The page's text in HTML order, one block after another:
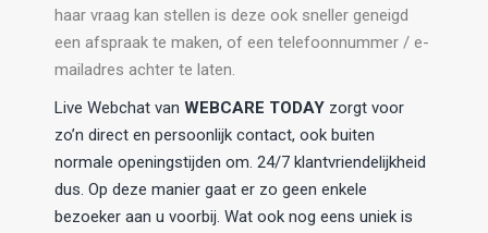
haar vraag kan stellen is deze ook sneller geneigd
een afspraak te maken, of een telefoonnummer / e-
mailadres achter te laten.
Live Webchat van WEBCARE TODAY zorgt voor
zo’n direct en persoonlijk contact, ook buiten
normale openingstijden om. 24/7 klantvriendelijkheid
dus. Op deze manier gaat er zo geen enkele
bezoeker aan u voorbij. Wat ook nog eens uniek is